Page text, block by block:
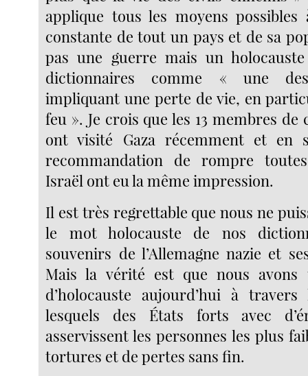
applique tous les moyens
constante de tout un pays et de sa
pas une guerre mais un
dictionnaires comme « une
impliquant une perte de vie, en
feu ». Je crois que les 13 membres
ont visité Gaza récemment et en
recommandation de rompre
Israël ont eu la même impression.
Il est très regrettable que nous ne
le mot holocauste de nos
souvenirs de l’Allemagne nazie et
Mais la vérité est que nous
d’holocauste aujourd’hui à
lesquels des États forts avec
asservissent les personnes les plus
tortures et de pertes sans fin.